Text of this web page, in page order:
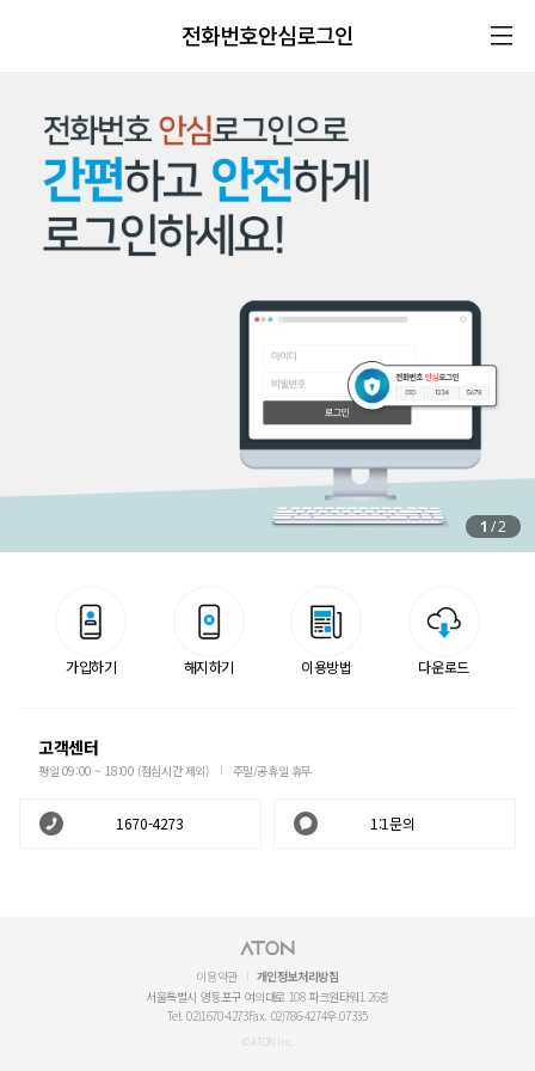
전화번호안심로그인
1 /2
가입하기 해지하기 이용방법 다운로드
고객센터
평일 09:00 ~ 18:00 (점심시간 제외) 주말/공휴일 휴무
1670-4273 1:1문의
이용약관
개인정보처리방침
서울특별시 영등포구 여의대로 108 파크원타워1 26층
Tel. 02)1670-4273Fax. 02)786-4274우.07335
© ATON Inc.